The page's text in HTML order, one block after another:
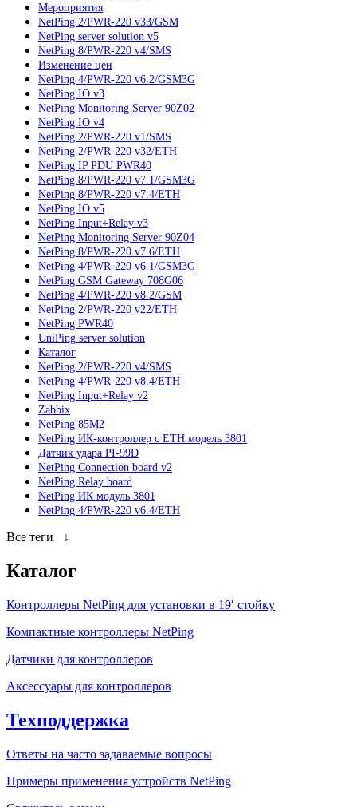
Мероприятия
NetPing 2/PWR-220 v33/GSM
NetPing server solution v5
NetPing 8/PWR-220 v4/SMS
Изменение цен
NetPing 4/PWR-220 v6.2/GSM3G
NetPing IO v3
NetPing Monitoring Server 90Z02
NetPing IO v4
NetPing 2/PWR-220 v1/SMS
NetPing 2/PWR-220 v32/ETH
NetPing IP PDU PWR40
NetPing 8/PWR-220 v7.1/GSM3G
NetPing 8/PWR-220 v7.4/ETH
NetPing IO v5
NetPing Input+Relay v3
NetPing Monitoring Server 90Z04
NetPing 8/PWR-220 v7.6/ETH
NetPing 4/PWR-220 v6.1/GSM3G
NetPing GSM Gateway 708G06
NetPing 4/PWR-220 v8.2/GSM
NetPing 2/PWR-220 v22/ETH
NetPing PWR40
UniPing server solution
Каталог
NetPing 2/PWR-220 v4/SMS
NetPing 4/PWR-220 v8.4/ETH
NetPing Input+Relay v2
Zabbix
NetPing 85M2
NetPing ИК-контроллер с ETH модель 3801
Датчик удара PI-99D
NetPing Connection board v2
NetPing Relay board
NetPing ИК модуль 3801
NetPing 4/PWR-220 v6.4/ETH
Все теги ↓
Каталог
Контроллеры NetPing для установки в 19′ стойку
Компактные контроллеры NetPing
Датчики для контроллеров
Аксессуары для контроллеров
Техподдержка
Ответы на часто задаваемые вопросы
Примеры применения устройств NetPing